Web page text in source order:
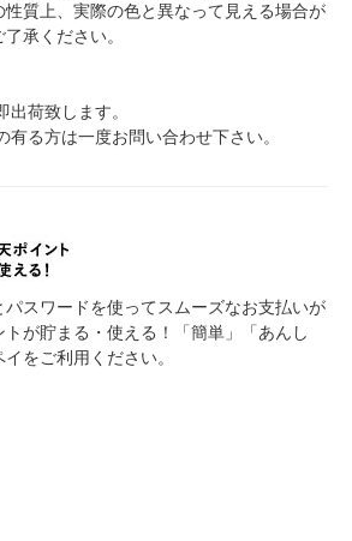
質上、実際の色と異なって見える場合が
承ください。
荷致します。
る方は一度お問い合わせ下さい。
スワードを使ってスムーズなお支払いが
が貯まる・使える！「簡単」「あんし
をご利用ください。